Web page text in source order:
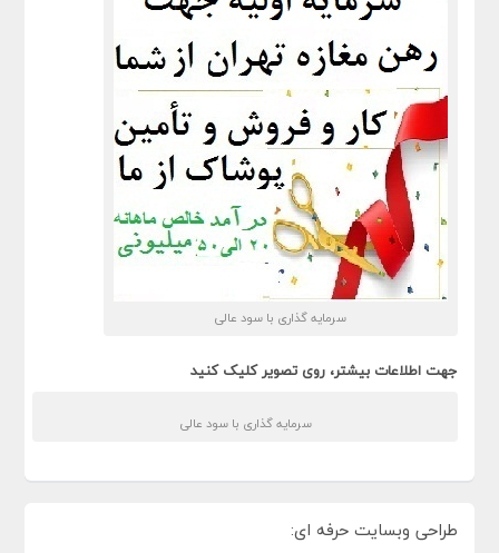
سرمایه گذاری با سود عالی
جهت اطلاعات بیشتر، روی تصویر کلیک کنید
سرمایه گذاری با سود عالی
طراحی وبسایت حرفه ای: